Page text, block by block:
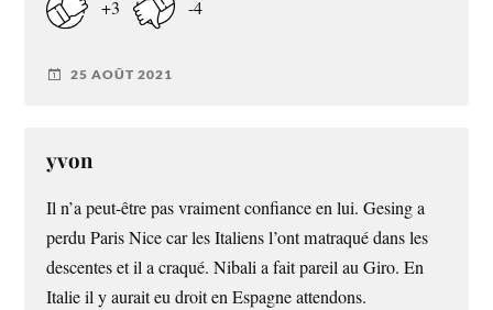
+3 -4
25 AOÛT 2021
yvon
Il n’a peut-être pas vraiment confiance en lui. Gesing a
perdu Paris Nice car les Italiens l’ont matraqué dans les
descentes et il a craqué. Nibali a fait pareil au Giro. En
Italie il y aurait eu droit en Espagne attendons.